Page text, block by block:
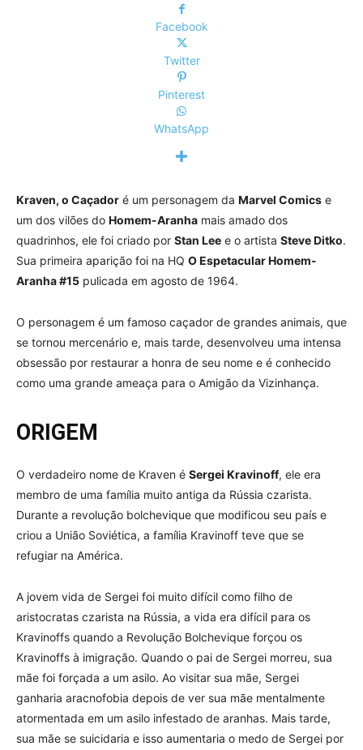
Facebook
Twitter
Pinterest
WhatsApp
Kraven, o Caçador é um personagem da Marvel Comics e
um dos vilões do Homem-Aranha mais amado dos
quadrinhos, ele foi criado por Stan Lee e o artista Steve Ditko.
Sua primeira aparição foi na HQ O Espetacular Homem-
Aranha #15 pulicada em agosto de 1964.
O personagem é um famoso caçador de grandes animais, que
se tornou mercenário e, mais tarde, desenvolveu uma intensa
obsessão por restaurar a honra de seu nome e é conhecido
como uma grande ameaça para o Amigão da Vizinhança.
ORIGEM
O verdadeiro nome de Kraven é Sergei Kravinoff, ele era
membro de uma família muito antiga da Rússia czarista.
Durante a revolução bolchevique que modificou seu país e
criou a União Soviética, a família Kravinoff teve que se
refugiar na América.
A jovem vida de Sergei foi muito difícil como filho de
aristocratas czarista na Rússia, a vida era difícil para os
Kravinoffs quando a Revolução Bolchevique forçou os
Kravinoffs à imigração. Quando o pai de Sergei morreu, sua
mãe foi forçada a um asilo. Ao visitar sua mãe, Sergei
ganharia aracnofobia depois de ver sua mãe mentalmente
atormentada em um asilo infestado de aranhas. Mais tarde,
sua mãe se suicidaria e isso aumentaria o medo de Sergei por